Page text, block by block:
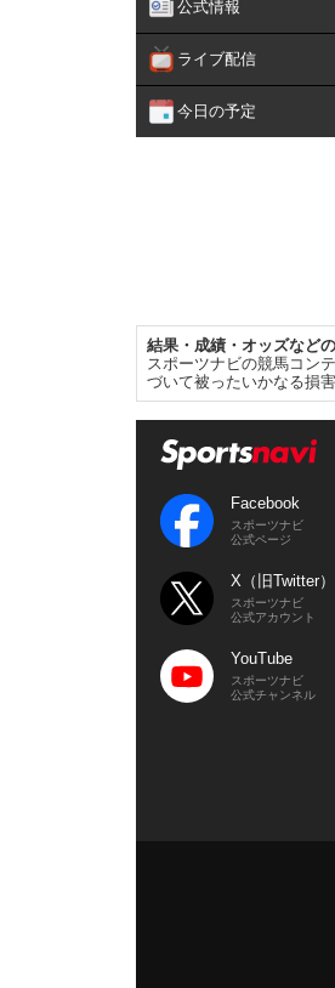
公式情報
ライブ配信
今日の予定
結果・成績・オッズなど
スポーツナビの競馬コン
づいて被ったいかなる損
Facebook
スポーツナビ
公式ページ
X（旧Twitter）
スポーツナビ
公式アカウント
YouTube
スポーツナビ
公式チャンネル